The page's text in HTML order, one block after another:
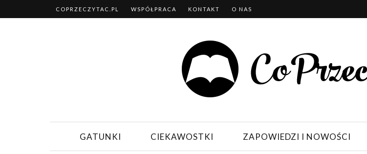
COPRZECZYTAC.PL WSPÓŁPRACA KONTAKT O NAS
GATUNKI CIEKAWOSTKI ZAPOWIEDZI I NOWOŚCI